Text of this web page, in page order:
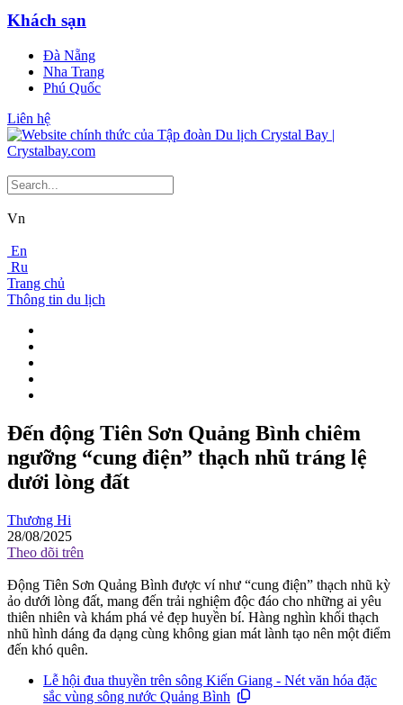
Khách sạn
Đà Nẵng
Nha Trang
Phú Quốc
Liên hệ
Vn
En
Ru
Trang chủ
Thông tin du lịch
Đến động Tiên Sơn Quảng Bình chiêm
ngưỡng “cung điện” thạch nhũ tráng lệ
dưới lòng đất
Thương Hi
28/08/2025
Theo dõi trên
Động Tiên Sơn Quảng Bình được ví như “cung điện” thạch nhũ kỳ
ảo dưới lòng đất, mang đến trải nghiệm độc đáo cho những ai yêu
thiên nhiên và khám phá vẻ đẹp huyền bí. Hàng nghìn khối thạch
nhũ hình dáng đa dạng cùng không gian mát lành tạo nên một điểm
đến khó quên.
Lễ hội đua thuyền trên sông Kiến Giang - Nét văn hóa đặc
sắc vùng sông nước Quảng Bình